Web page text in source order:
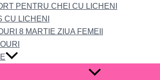
PENTRU CHEI CU LICHENI
CU LICHENI
8 MARTIE ZIUA FEMEII